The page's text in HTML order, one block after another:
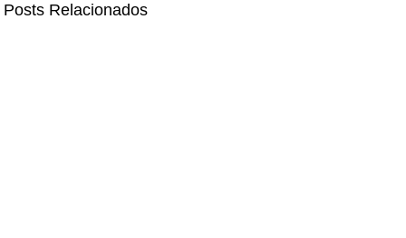
Posts Relacionados